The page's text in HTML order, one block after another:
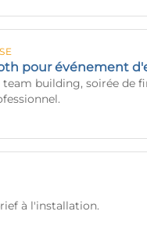
pour événement
team building, soirée de
à l'installation.